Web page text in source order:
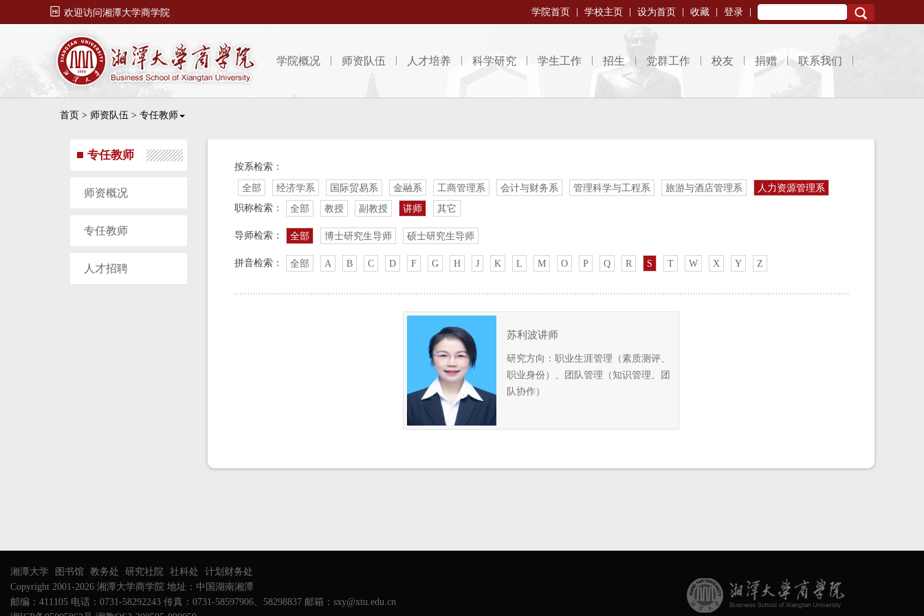
 欢迎访问湘潭大学商学院 学院首页 学校主页 设为首页 收藏 登录
学院概况 师资队伍 人才培养 科学研究 学生工作 招生 党群工作 校友 捐赠 联系我们
首页 > 师资队伍 > 专任教师
专任教师
师资概况
专任教师
人才招聘
按系检索：
全部 经济学系 国际贸易系 金融系 工商管理系 会计与财务系 管理科学与工程系 旅游与酒店管理系
人力资源管理系
职称检索：
全部 教授 副教授 讲师 其它
导师检索： 全部 博士研究生导师 硕士研究生导师
拼音检索： 全部 A B C D F G H J K L M O P Q R S T W X Y Z
苏利波讲师
研究方向：职业生涯管理（素质测评、
职业身份）、团队管理（知识管理、团
队协作）
湘潭大学 图书馆 教务处 研究社院 社科处
计划财务处
Copyright 2001-2026 湘潭大学商学院 地址：中国湖南湘潭
邮编：411105 电话：0731-58292243 传真：0731-58597906、58298837 邮箱：sxy@xtu.edu.cn